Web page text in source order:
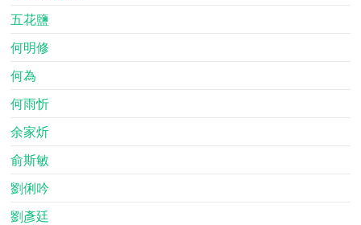
五花鹽
何明修
何為
何雨忻
余家炘
俞斯敏
劉俐吟
劉彥廷